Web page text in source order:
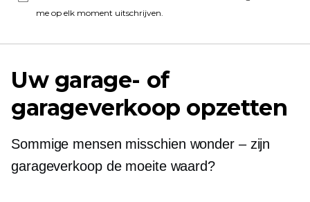
me op elk moment uitschrijven.
Uw garage- of
garageverkoop opzetten
Sommige mensen misschien wonder – zijn
garageverkoop de moeite waard?